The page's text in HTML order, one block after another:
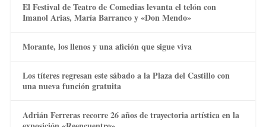
El Festival de Teatro de Comedias levanta el telón con
Imanol Arias, María Barranco y «Don Mendo»
Morante, los llenos y una afición que sigue viva
Los títeres regresan este sábado a la Plaza del Castillo con
una nueva función gratuita
Adrián Ferreras recorre 26 años de trayectoria artística en la